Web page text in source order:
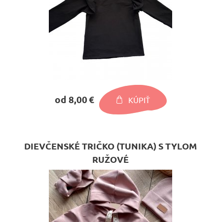
od 8,00 € KÚPIŤ
DIEVČENSKÉ TRIČKO (TUNIKA) S TYLOM
RUŽOVÉ